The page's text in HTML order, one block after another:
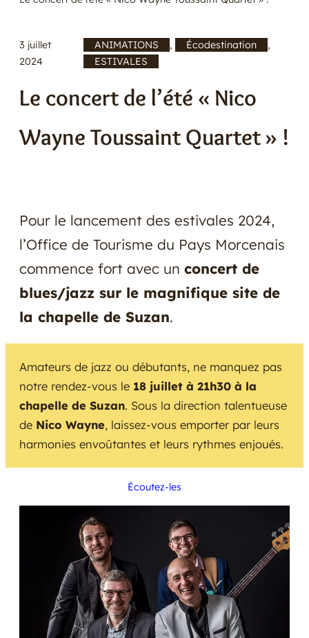
3 juillet
2024
ANIMATIONS , Écodestination
ESTIVALES
Le concert de l’été « Nico
Wayne Toussaint Quartet » !
Pour le lancement des estivales 2024,
l’Office de Tourisme du Pays Morcenais
commence fort avec un concert de
blues/jazz sur le magnifique site de
la chapelle de Suzan.
Amateurs de jazz ou débutants, ne manquez pas
notre rendez-vous le 18 juillet à 21h30 à la
chapelle de Suzan. Sous la direction talentueuse
de Nico Wayne, laissez-vous emporter par leurs
harmonies envoûtantes et leurs rythmes enjoués.
Écoutez-les